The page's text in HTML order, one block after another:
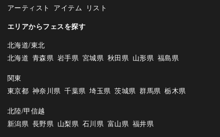
アーティスト アイテム
リスト
エリアからフェスを探す
北海道/東北
北海道 青森県 岩手県 宮城県 秋田県 山形県 福島県
関東
東京都 神奈川県 千葉県 埼玉県 茨城県 群馬県 栃木県
北陸/甲信越
新潟県 長野県 山梨県 石川県 富山県 福井県